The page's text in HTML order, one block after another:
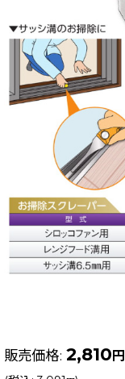
販売価格: 2,810円